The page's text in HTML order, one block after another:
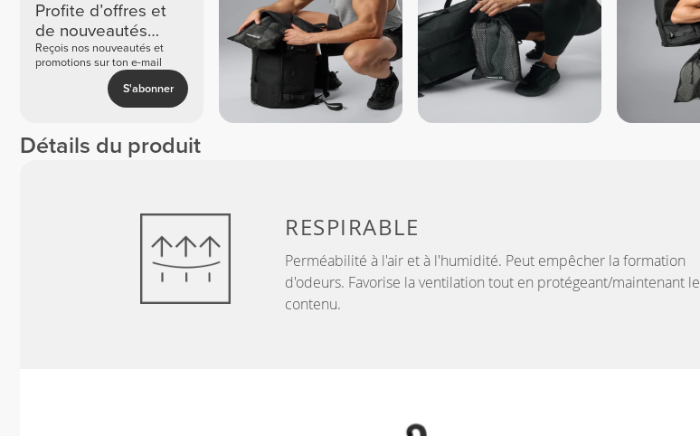
Profite d’offres et
de nouveautés
exclusives
Reçois nos nouveautés et
promotions sur ton e-mail
S'abonner
Détails du produit
RESPIRABLE
Perméabilité à l'air et à l'humidité. Peut empêcher la formation
d'odeurs. Favorise la ventilation tout en protégeant/maintenant le
contenu.